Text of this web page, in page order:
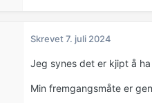
Skrevet7. juli 2024
Jeg synes det er kjipt å
Min fremgangsmåte er